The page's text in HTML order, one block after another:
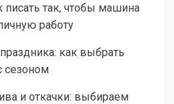
так, чтобы машина
работу
как выбрать
сезоном
и откачки: выбираем